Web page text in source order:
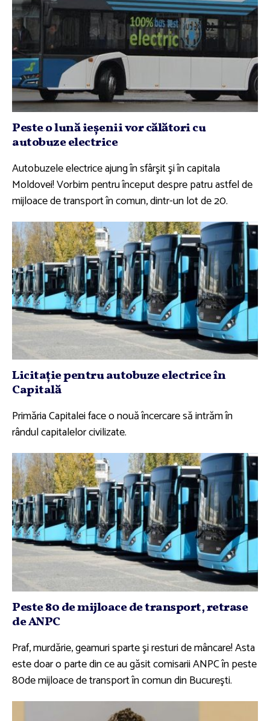
Peste o lună ieşenii vor călători cu
autobuze electrice
Autobuzele electrice ajung în sfârşit şi în capitala
Moldovei! Vorbim pentru început despre patru astfel de
mijloace de transport în comun, dintr-un lot de 20.
Licitaţie pentru autobuze electrice în
Capitală
Primăria Capitalei face o nouă încercare să intrăm în
rândul capitalelor civilizate.
Peste 80 de mijloace de transport, retrase
de ANPC
Praf, murdărie, geamuri sparte şi resturi de mâncare! Asta
este doar o parte din ce au găsit comisarii ANPC în peste
80de mijloace de transport în comun din Bucureşti.